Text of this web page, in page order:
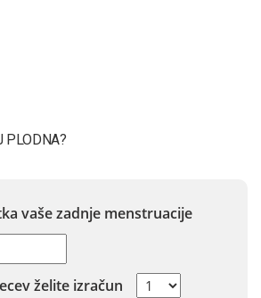
PLODNA?
vaše zadnje menstruacije
želite izračun